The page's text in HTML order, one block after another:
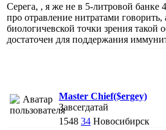
Серега, , я же не в 5-литровой банке
про отравление нитратами говорить,
биологичевской точки зрения такой
достаточен для поддержания
Master Chief($ergey)
Завсегдатай
1548 34 Новосибирск